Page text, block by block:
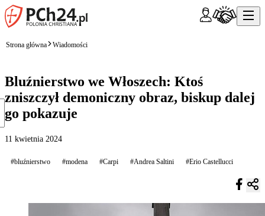
Strona główna Wiadomości
Bluźnierstwo we Włoszech: Ktoś
zniszczył demoniczny obraz, biskup dalej
go pokazuje
11 kwietnia 2024
#bluźnierstwo #modena #Carpi #Andrea Saltini #Erio Castellucci